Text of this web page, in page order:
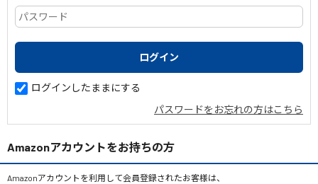
ログインしたままにする
パスワードをお忘れの方はこちら
Amazonアカウントをお持ちの方
Amazonアカウントを利用して会員登録されたお客様は、